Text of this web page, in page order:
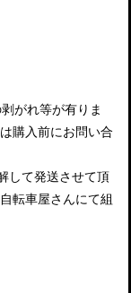
がれ等が有りま
購入前にお問い合
して発送させて頂
転車屋さんにて組